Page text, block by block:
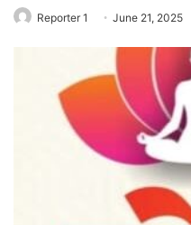
Reporter 1 June 21, 2025